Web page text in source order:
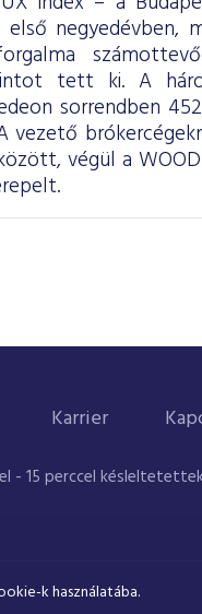
negyedévben,
tett ki. A
sorrendben
vezető
végül a
Karrier
- 15 perccel
k használatába.